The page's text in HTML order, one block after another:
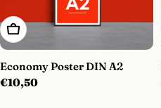
In Den Warenkorb
Economy Poster DIN A2
Regulärer
€10,50